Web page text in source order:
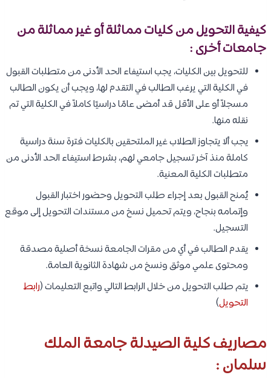
كيفية التحويل من كليات مماثلة أو غير مماثلة من
جامعات أخرى :
للتحويل بين الكليات، يجب استيفاء الحد الأدنى من متطلبات القبول
في الكلية التي يرغب الطالب في التقدم لها، ويجب أن يكون الطالب
مسجلاً أو على الأقل قد أمضى عامًا دراسيًا كاملاً في الكلية التي تم
نقله منها.
يجب ألا يتجاوز الطلاب غير الملتحقين بالكليات فترة سنة دراسية
كاملة منذ آخر تسجيل جامعي لهم، بشرط استيفاء الحد الأدنى من
متطلبات الكلية المعنية.
يُمنح القبول بعد إجراء طلب التحويل وحضور اختبار القبول
وإتمامه بنجاح، ويتم تحميل نسخ من مستندات التحويل إلى موقع
التسجيل.
يقدم الطالب في أي من مقرات الجامعة نسخة أصلية مصدقة
ومحتوى علمي موثق ونسخ من شهادة الثانوية العامة.
يتم طلب التحويل من خلال الرابط التالي واتبع التعليمات (رابط
التحويل)
مصاريف كلية الصيدلة جامعة الملك
سلمان :